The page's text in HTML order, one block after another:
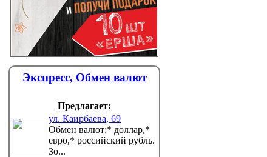
Экспресс, Обмен валют
Предлагает:
ул. Каирбаева, 69
Обмен валют:* доллар,*
евро,* российский рубль.
Зо...